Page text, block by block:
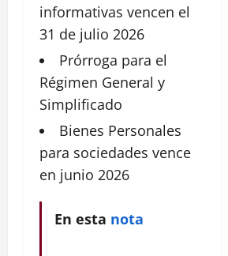
informativas vencen el
31 de julio 2026
Prórroga para el
Régimen General y
Simplificado
Bienes Personales
para sociedades vence
en junio 2026
En esta nota